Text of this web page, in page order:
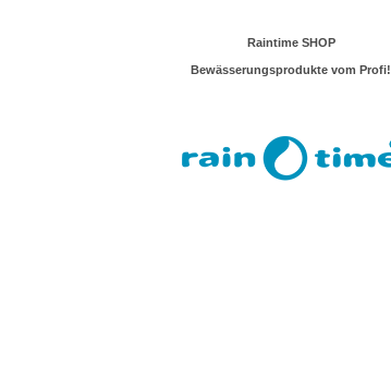
Raintime SHOP
Bewässerungsprodukte vom Profi!